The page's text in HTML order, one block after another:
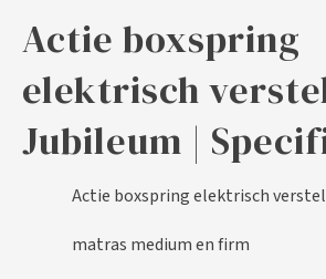
Actie boxspring
elektrisch
Jubileum |
Actie boxspring elektrisch
matras medium en firm